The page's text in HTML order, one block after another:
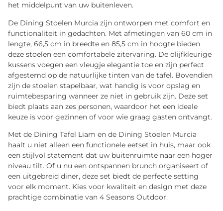
het middelpunt van uw buitenleven.
De Dining Stoelen Murcia zijn ontworpen met comfort en
functionaliteit in gedachten. Met afmetingen van 60 cm in
lengte, 66,5 cm in breedte en 85,5 cm in hoogte bieden
deze stoelen een comfortabele zitervaring. De olijfkleurige
kussens voegen een vleugje elegantie toe en zijn perfect
afgestemd op de natuurlijke tinten van de tafel. Bovendien
zijn de stoelen stapelbaar, wat handig is voor opslag en
ruimtebesparing wanneer ze niet in gebruik zijn. Deze set
biedt plaats aan zes personen, waardoor het een ideale
keuze is voor gezinnen of voor wie graag gasten ontvangt.
Met de Dining Tafel Liam en de Dining Stoelen Murcia
haalt u niet alleen een functionele eetset in huis, maar ook
een stijlvol statement dat uw buitenruimte naar een hoger
niveau tilt. Of u nu een ontspannen brunch organiseert of
een uitgebreid diner, deze set biedt de perfecte setting
voor elk moment. Kies voor kwaliteit en design met deze
prachtige combinatie van 4 Seasons Outdoor.